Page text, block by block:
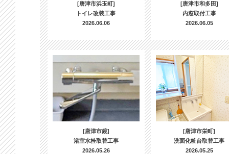
[唐津市浜玉町]
トイレ改装工事
2026.06.06
[唐津市和多田]
内窓取付工事
2026.06.05
[唐津市鏡]
浴室水栓取替工事
2026.05.26
[唐津市栄町]
洗面化粧台取替工事
2026.05.25